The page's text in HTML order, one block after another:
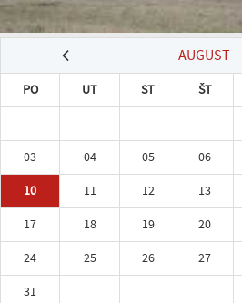
AUGUST
PO UT ST ŠT
03
04 05 06
10
11 12 13
17
18 19 20
24
25 26 27
31